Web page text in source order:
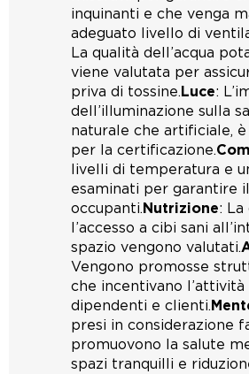
inquinanti e che venga
adeguato livello di
La qualità dell’acqua
viene valutata per
priva di tossine. Luce:
dell’illuminazione sulla
naturale che artificiale,
per la certificazione.
livelli di temperatura e
esaminati per garantire
occupanti. Nutrizione:
l’accesso a cibi sani
spazio vengono valutati.
Vengono promosse
che incentivano
dipendenti e clienti.
presi in considerazione
promuovono la salute
spazi tranquilli e